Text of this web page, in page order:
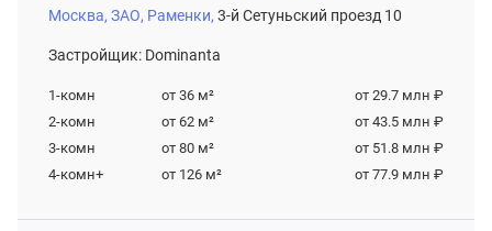
Москва, ЗАО, Раменки, 3-й Сетуньский проезд 10
Застройщик: Dominanta
1-комн от 36 м²
от 29.7 млн ₽
2-комн
от 62 м²
от 43.5 млн ₽
3-комн
от 80 м²
от 51.8 млн ₽
4-комн+
от 126 м² от 77.9 млн ₽